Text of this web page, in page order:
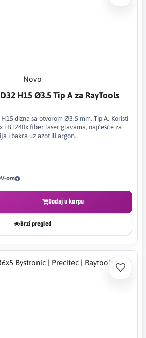
Novo
H15 Ø3.5 Tip A za RayTools
dizna sa otvorom Ø3.5 mm, Tip A. Koristi
i BT240x fiber laser glavama, najčešće za
i bakra uz azot ili argon.
om
Dodaj u korpu
Brzi pregled